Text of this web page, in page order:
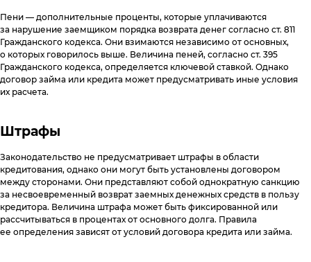
Пени — дополнительные проценты, которые уплачиваются
за нарушение заемщиком порядка возврата денег согласно ст. 811
Гражданского кодекса. Они взимаются независимо от основных,
о которых говорилось выше. Величина пеней, согласно ст. 395
Гражданского кодекса, определяется ключевой ставкой. Однако
договор займа или кредита может предусматривать иные условия
их расчета.
Штрафы
Законодательство не предусматривает штрафы в области
кредитования, однако они могут быть установлены договором
между сторонами. Они представляют собой однократную санкцию
за несвоевременный возврат заемных денежных средств в пользу
кредитора. Величина штрафа может быть фиксированной или
рассчитываться в процентах от основного долга. Правила
ее определения зависят от условий договора кредита или займа.